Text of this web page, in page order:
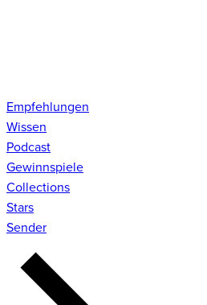
Empfehlungen
Wissen
Podcast
Gewinnspiele
Collections
Stars
Sender